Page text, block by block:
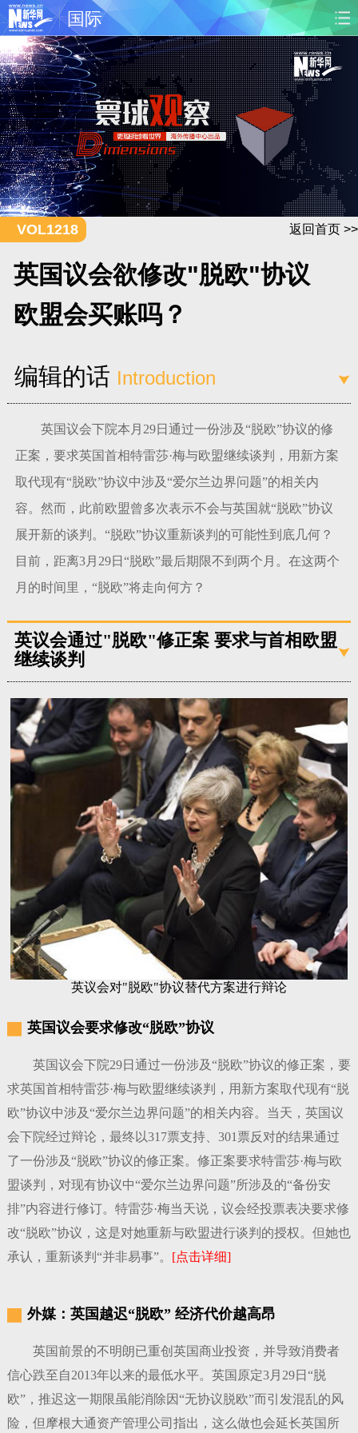
国际
首页 时政 国际 财经
娱乐 体育 人事 教育
时尚 思客 地方 法治
港澳 台湾 汽车
科技 能源 房产 公司
图片 视频 彩票 食品
旅游 健康
富媒体 摄影
新华电视中文 新华电视英文 返回PC
返回首页 >>
VOL1218
英国议会欲修改"脱欧"协议
欧盟会买账吗？
编辑的话 Introduction
英国议会下院本月29日通过一份涉及“脱欧”协议的修
正案，要求英国首相特雷莎·梅与欧盟继续谈判，用新方案
取代现有“脱欧”协议中涉及“爱尔兰边界问题”的相关内
容。然而，此前欧盟曾多次表示不会与英国就“脱欧”协议
展开新的谈判。“脱欧”协议重新谈判的可能性到底几何？
目前，距离3月29日“脱欧”最后期限不到两个月。在这两个
月的时间里，“脱欧”将走向何方？
英议会通过"脱欧"修正案 要求与首相欧盟
继续谈判
英议会对"脱欧"协议替代方案进行辩论
英国议会要求修改“脱欧”协议
英国议会下院29日通过一份涉及“脱欧”协议的修正案，要
求英国首相特雷莎·梅与欧盟继续谈判，用新方案取代现有“脱
欧”协议中涉及“爱尔兰边界问题”的相关内容。当天，英国议
会下院经过辩论，最终以317票支持、301票反对的结果通过
了一份涉及“脱欧”协议的修正案。修正案要求特雷莎·梅与欧
盟谈判，对现有协议中“爱尔兰边界问题”所涉及的“备份安
排”内容进行修订。特雷莎·梅当天说，议会经投票表决要求修
改“脱欧”协议，这是对她重新与欧盟进行谈判的授权。但她也
承认，重新谈判“并非易事”。 [点击详细]
外媒：英国越迟“脱欧” 经济代价越高昂
英国前景的不明朗已重创英国商业投资，并导致消费者
信心跌至自2013年以来的最低水平。英国原定3月29日“脱
欧”，推迟这一期限虽能消除因“无协议脱欧”而引发混乱的风
险，但摩根大通资产管理公司指出，这么做也会延长英国所